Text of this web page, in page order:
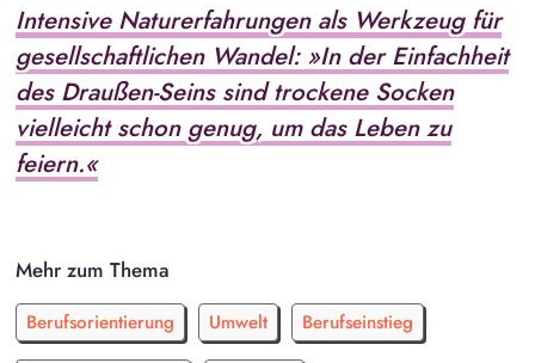
Intensive Naturerfahrungen als Werkzeug für
gesellschaftlichen Wandel: »In der Einfachheit
des Draußen-Seins sind trockene Socken
vielleicht schon genug, um das Leben zu
feiern.«
Mehr zum Thema
Berufsorientierung Umwelt Berufseinstieg